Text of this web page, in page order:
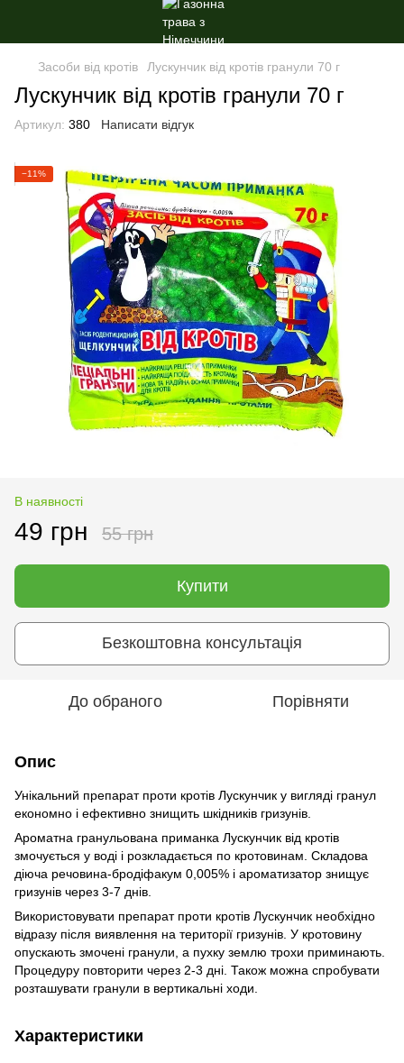
Засоби від кротів Лускунчик від кротів гранули 70 г
Лускунчик від кротів гранули 70 г
Артикул: 380 Написати відгук
−11%
В наявності
49 грн 55 грн
Купити
Безкоштовна консультація
До обраного Порівняти
Опис
Унікальний препарат проти кротів Лускунчик у вигляді гранул
економно і ефективно знищить шкідників гризунів.
Ароматна гранульована приманка Лускунчик від кротів
змочується у воді і розкладається по кротовинам. Складова
діюча речовина-бродіфакум 0,005% і ароматизатор знищує
гризунів через 3-7 днів.
Використовувати препарат проти кротів Лускунчик необхідно
відразу після виявлення на території гризунів. У кротовину
опускають змочені гранули, а пухку землю трохи приминають.
Процедуру повторити через 2-3 дні. Також можна спробувати
розташувати гранули в вертикальні ходи.
Характеристики